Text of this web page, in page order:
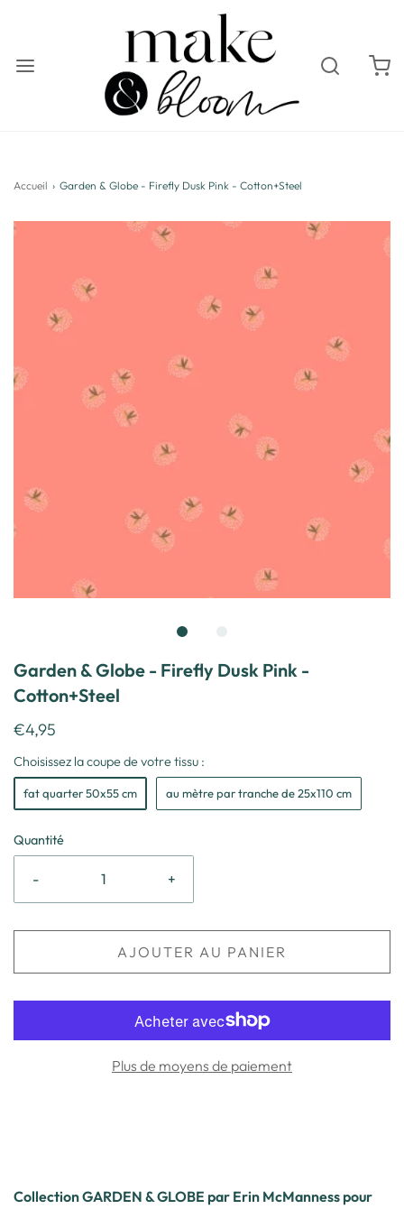
Accueil › Garden & Globe - Firefly Dusk Pink - Cotton+Steel
Garden & Globe - Firefly Dusk Pink -
Cotton+Steel
€4,95
Choisissez la coupe de votre tissu :
fat quarter 50x55 cm au mètre par tranche de 25x110 cm
Quantité
- +
AJOUTER AU PANIER
Plus de moyens de paiement
Collection GARDEN & GLOBE par Erin McManness pour